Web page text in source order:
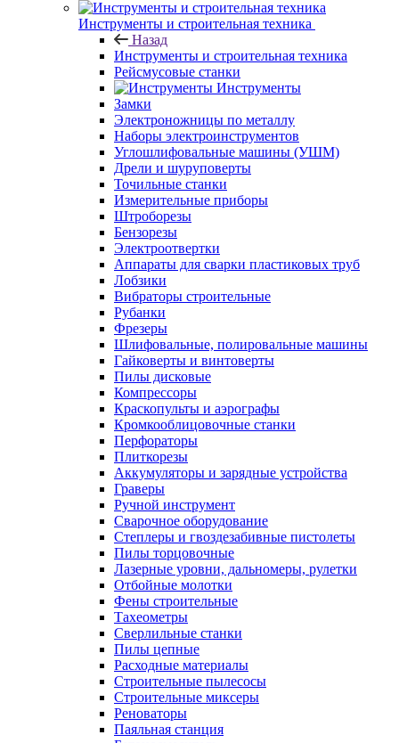
Инструменты и строительная техника
Назад
Инструменты и строительная техника
Рейсмусовые станки
Инструменты
Замки
Электроножницы по металлу
Наборы электроинструментов
Углошлифовальные машины (УШМ)
Дрели и шуруповерты
Точильные станки
Измерительные приборы
Штроборезы
Бензорезы
Электроотвертки
Аппараты для сварки пластиковых труб
Лобзики
Вибраторы строительные
Рубанки
Фрезеры
Шлифовальные, полировальные машины
Гайковерты и винтоверты
Пилы дисковые
Компрессоры
Краскопульты и аэрографы
Кромкооблицовочные станки
Перфораторы
Плиткорезы
Аккумуляторы и зарядные устройства
Граверы
Ручной инструмент
Сварочное оборудование
Степлеры и гвоздезабивные пистолеты
Пилы торцовочные
Лазерные уровни, дальномеры, рулетки
Отбойные молотки
Фены строительные
Тахеометры
Сверлильные станки
Пилы цепные
Расходные материалы
Строительные пылесосы
Строительные миксеры
Реноваторы
Паяльная станция